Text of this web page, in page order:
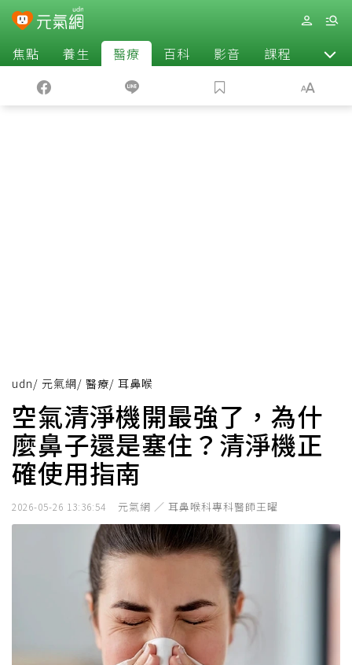
焦點 養生 醫療 百科 影音 課程 退休
udn/ 元氣網/ 醫療/ 耳鼻喉
空氣清淨機開最強了，為什
麼鼻子還是塞住？清淨機正
確使用指南
2026-05-26 13:36:54 元氣網 ／ 耳鼻喉科專科醫師王曜